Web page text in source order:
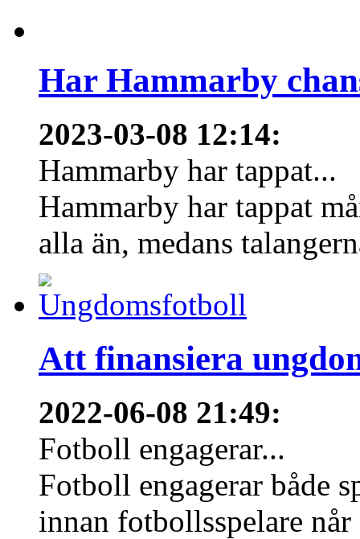
Har Hammarby
2023-03-08 12:14:
Hammarby har tappat...
Hammarby har tappat
alla än, medans
Att finansiera
2022-06-08 21:49:
Fotboll engagerar...
Fotboll engagerar både
innan fotbollsspelare